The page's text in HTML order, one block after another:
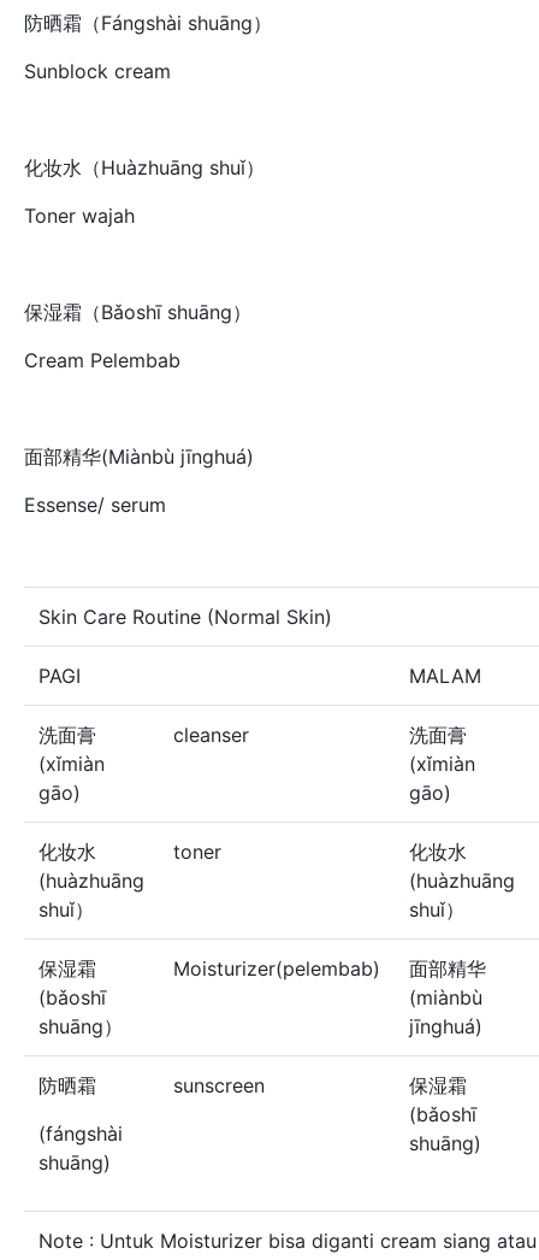
防晒霜（Fángshài shuāng）
Sunblock cream
化妆水（Huàzhuāng shuǐ）
Toner wajah
保湿霜（Bǎoshī shuāng）
Cream Pelembab
面部精华(Miànbù jīnghuá)
Essense/ serum
Skin Care Routine (Normal Skin)
PAGI MALAM
洗面膏
(xǐmiàn
gāo)
cleanser
洗面膏
(xǐmiàn
gāo)
化妆水
(huàzhuāng
shuǐ）
toner
化妆水
(huàzhuāng
shuǐ）
保湿霜
(bǎoshī
shuāng）
Moisturizer(pelembab)
面部精华
(miànbù
jīnghuá)
防晒霜
(fángshài
shuāng)
sunscreen
保湿霜
(bǎoshī
shuāng)
Note : Untuk Moisturizer bisa diganti cream siang